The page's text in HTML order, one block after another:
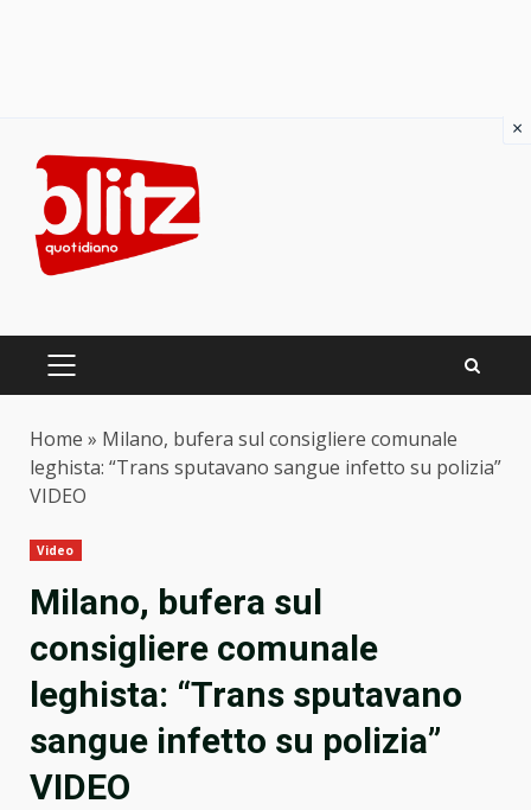
content
PRIMARY
Home » Milano, bufera sul consigliere comunale
leghista: “Trans sputavano sangue infetto su polizia”
VIDEO
Video
Milano, bufera sul
consigliere comunale
leghista: “Trans sputavano
sangue infetto su polizia”
VIDEO
×